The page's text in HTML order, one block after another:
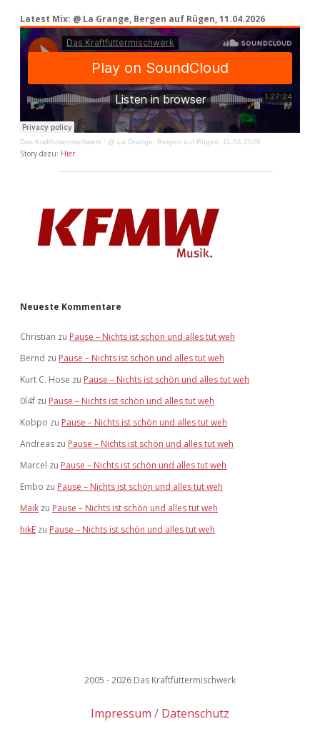
Latest Mix: @ La Grange, Bergen auf Rügen, 11.04.2026
Das Kraftfuttermischwerk · @ La Grange, Bergen auf Rügen, 11.04.2026
Story dazu: Hier
Neueste Kommentare
Christian zu Pause – Nichts ist schön und alles tut weh
Bernd zu Pause – Nichts ist schön und alles tut weh
Kurt C. Hose zu Pause – Nichts ist schön und alles tut weh
0l4f zu Pause – Nichts ist schön und alles tut weh
Kobpo zu Pause – Nichts ist schön und alles tut weh
Andreas zu Pause – Nichts ist schön und alles tut weh
Marcel zu Pause – Nichts ist schön und alles tut weh
Embo zu Pause – Nichts ist schön und alles tut weh
Maik zu Pause – Nichts ist schön und alles tut weh
hikE zu Pause – Nichts ist schön und alles tut weh
2005 - 2026 Das Kraftfuttermischwerk
Impressum Datenschutz